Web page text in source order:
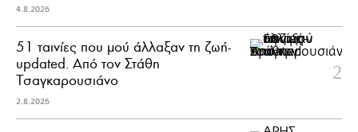
4.8.2026
51 ταινίες που μού άλλαξαν τη ζωή-
updated. Aπό τον Στάθη
Τσαγκαρουσιάνο
2.8.2026